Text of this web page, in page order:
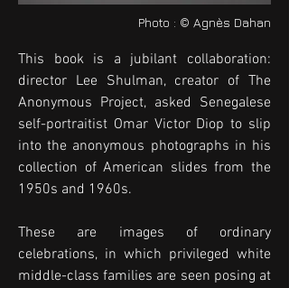
Photo : © Agnès Dahan
This book is a jubilant collaboration:
director Lee Shulman, creator of The
Anonymous Project, asked Senegalese
self-portraitist Omar Victor Diop to slip
into the anonymous photographs in his
collection of American slides from the
1950s and 1960s.
These are images of ordinary
celebrations, in which privileged white
middle-class families are seen posing at